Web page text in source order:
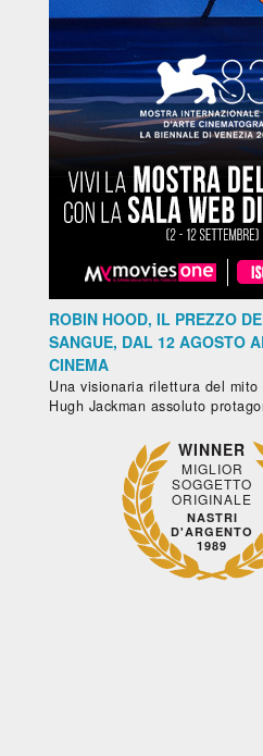
Drammatico
- Brasile,
Paesi Bassi,
Cile, 2025,
85'
IL
SENTIERO
AZZURRO
Commedia
- Francia,
LA
GAZZA
LADRA
ROBIN HOOD, IL PREZZO
SANGUE, DAL 12 AGOSTO
CINEMA
Una visionaria rilettura del mito
Hugh Jackman assoluto
WINNER
MIGLIOR
SOGGETTO
ORIGINALE
NASTRI
D'ARGENTO
1989